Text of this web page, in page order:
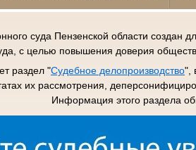
суда Пензенской области создан
с целью повышения доверия
раздел "Судебное делопроизводство",
их рассмотрения,
Информация этого раздела